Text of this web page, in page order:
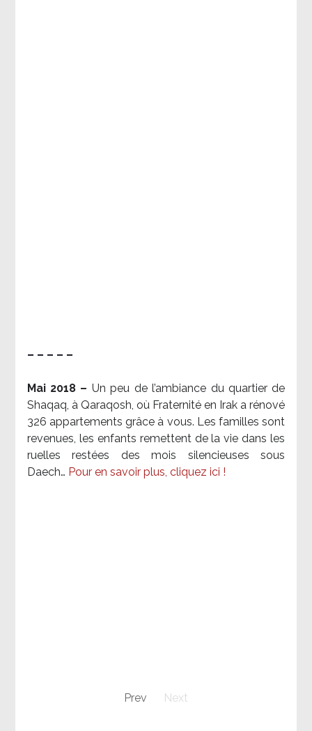
– – – – –
Mai 2018 – Un peu de l’ambiance du quartier de
Shaqaq, à Qaraqosh, où Fraternité en Irak a rénové
326 appartements grâce à vous. Les familles sont
revenues, les enfants remettent de la vie dans les
ruelles restées des mois silencieuses sous
Daech… Pour en savoir plus, cliquez ici !
Prev Next